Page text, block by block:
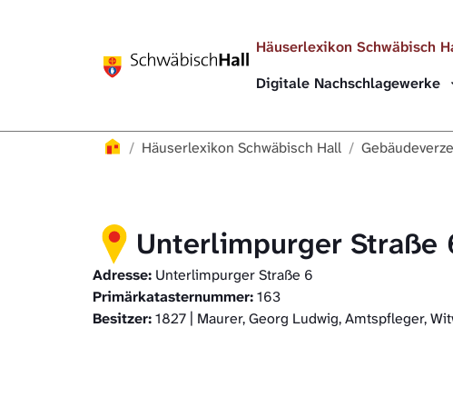
Häuserlexikon Schwäbisch
Digitale Nachschlagewerke
Häuserlexikon
Häuserlexikon Schwäbisch Hall
Unterlimpurger Straße
Adresse: Unterlimpurger Straße 6
Primärkatasternummer:163
Besitzer:1827 | Maurer, Georg Ludwig, Amtspfleger,